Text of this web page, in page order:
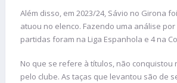
Além disso, em 2023/24, Sávio no Girona
atuou no elenco. Fazendo uma análise por
partidas foram na Liga Espanhola e 4 na
No que se refere à títulos, não conquistou
pelo clube. As taças que levantou são de